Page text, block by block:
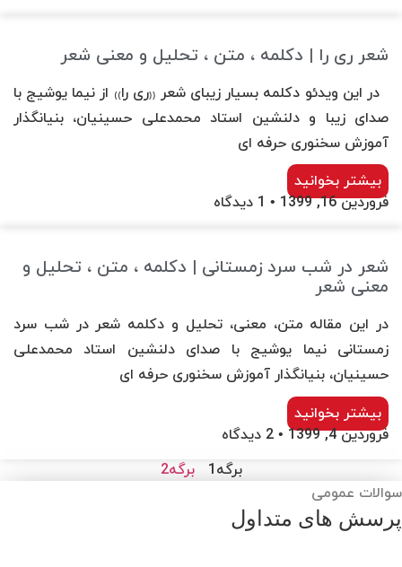
شعر ری را | دکلمه ، متن ، تحلیل و معنی شعر
در این ویدئو دکلمه بسیار زیبای شعر ₍₍ری را₎₎ از نیما یوشیج با
صدای زیبا و دلنشین استاد محمدعلی حسینیان، بنیانگذار
آموزش سخنوری حرفه ای
بیشتر بخوانید
فروردین 16, 1399
شعر در شب سرد زمستانی | دکلمه ، متن ، تحلیل و
معنی شعر
در این مقاله متن، معنی، تحلیل و دکلمه شعر در شب سرد
زمستانی نیما یوشیج با صدای دلنشین استاد محمدعلی
حسینیان، بنیانگذار آموزش سخنوری حرفه ای
بیشتر بخوانید
فروردین 4, 1399
برگه1 برگه2
عمومی
های متداول